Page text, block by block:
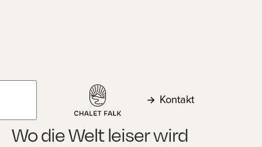
Kontakt
Kontakt
Wo die Welt leiser wird